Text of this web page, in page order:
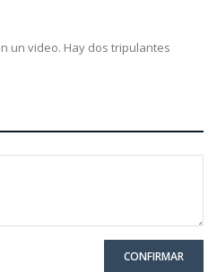
un video. Hay dos tripulantes
CONFIRMAR